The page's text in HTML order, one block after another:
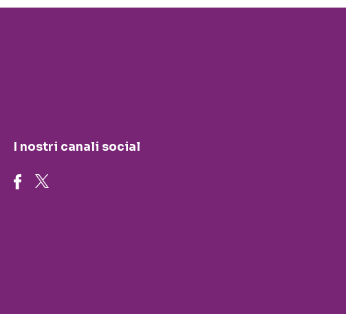
I nostri canali social